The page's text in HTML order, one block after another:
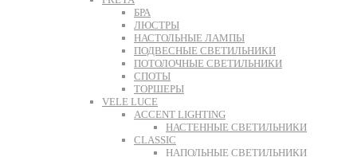
БРА
ЛЮСТРЫ
НАСТОЛЬНЫЕ ЛАМПЫ
ПОДВЕСНЫЕ СВЕТИЛЬНИКИ
ПОТОЛОЧНЫЕ СВЕТИЛЬНИКИ
СПОТЫ
ТОРШЕРЫ
VELE LUCE
ACCENT LIGHTING
НАСТЕННЫЕ СВЕТИЛЬНИКИ
CLASSIC
НАПОЛЬНЫЕ СВЕТИЛЬНИКИ